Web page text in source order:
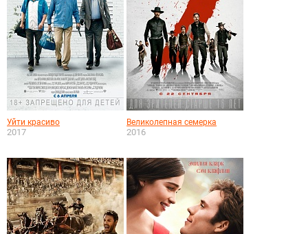
Уйти красиво
2017
Великолепная семерка
2016